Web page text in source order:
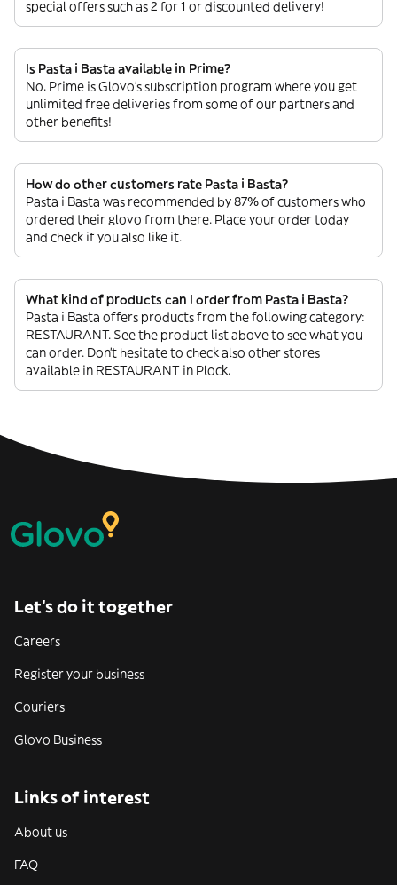
special offers such as 2 for 1 or discounted delivery!
Is Pasta i Basta available in Prime?
No. Prime is Glovo’s subscription program where you get
unlimited free deliveries from some of our partners and
other benefits!
How do other customers rate Pasta i Basta?
Pasta i Basta was recommended by 87% of customers who
ordered their glovo from there. Place your order today
and check if you also like it.
What kind of products can I order from Pasta i Basta?
Pasta i Basta offers products from the following category:
RESTAURANT. See the product list above to see what you
can order. Don’t hesitate to check also other stores
available in RESTAURANT in Plock.
Let’s do it together
Careers
Register your business
Couriers
Glovo Business
Links of interest
About us
FAQ